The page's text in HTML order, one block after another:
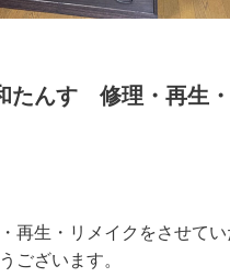
たんす 修理・再生
再生・リメイクをさせてい
ございます。